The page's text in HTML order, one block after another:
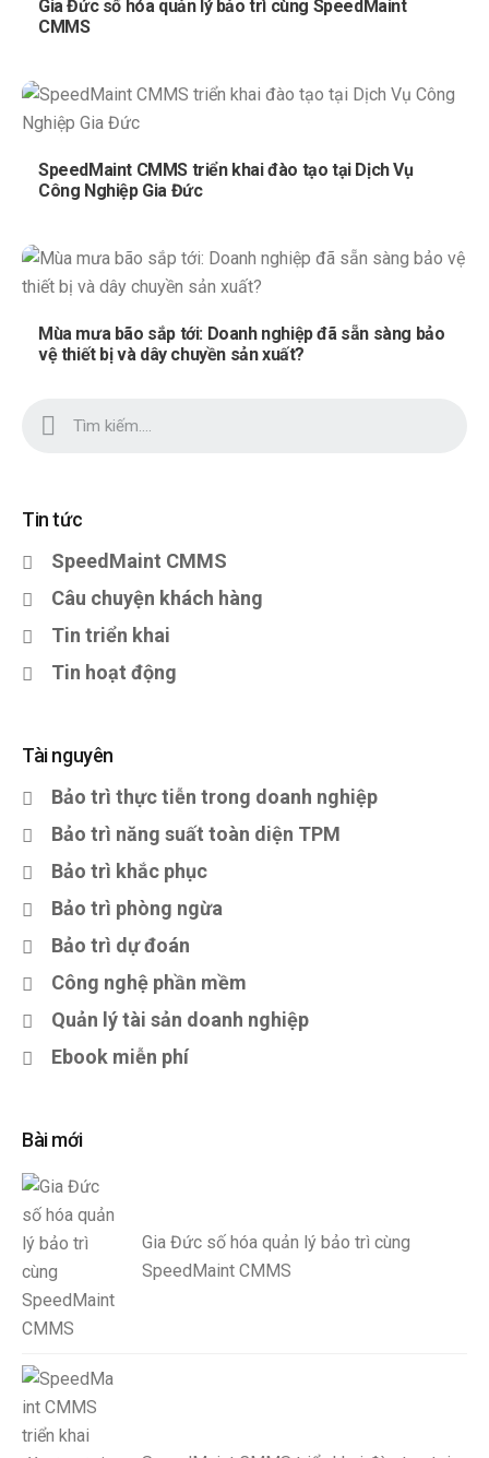
Gia Đức số hóa quản lý bảo trì cùng SpeedMaint
CMMS
SpeedMaint CMMS triển khai đào tạo tại Dịch Vụ
Công Nghiệp Gia Đức
Mùa mưa bão sắp tới: Doanh nghiệp đã sẵn sàng bảo
vệ thiết bị và dây chuyền sản xuất?
Tin tức
SpeedMaint CMMS
Câu chuyện khách hàng
Tin triển khai
Tin hoạt động
Tài nguyên
Bảo trì thực tiễn trong doanh nghiệp
Bảo trì năng suất toàn diện TPM
Bảo trì khắc phục
Bảo trì phòng ngừa
Bảo trì dự đoán
Công nghệ phần mềm
Quản lý tài sản doanh nghiệp
Ebook miễn phí
Bài mới
Gia Đức số hóa quản lý bảo trì cùng
SpeedMaint CMMS